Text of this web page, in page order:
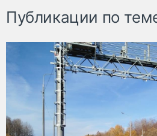
Публикации по